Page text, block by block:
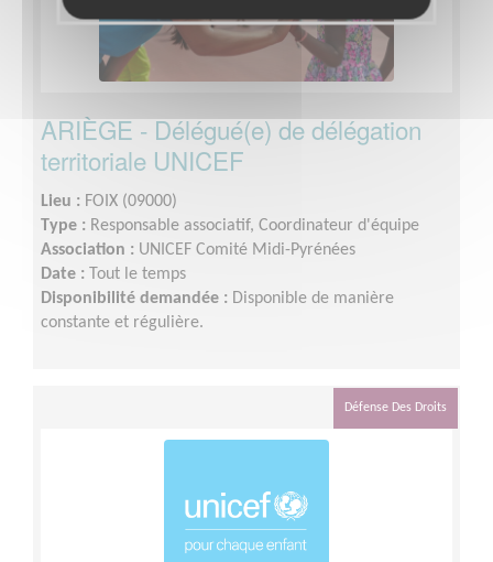
ARIÈGE - Délégué(e) de délégation
territoriale UNICEF
Lieu : FOIX (09000)
Type : Responsable associatif, Coordinateur d'équipe
Association : UNICEF Comité Midi-Pyrénées
Date :
Tout le temps
Disponibilité demandée : Disponible de manière
constante et régulière.
Défense Des Droits